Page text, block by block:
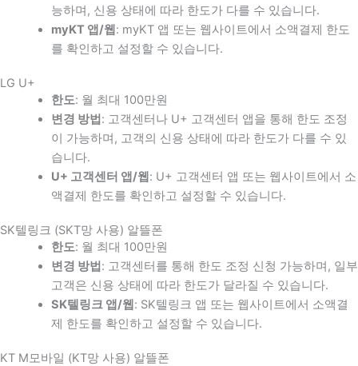
능하며, 신용 상태에 따라 한도가 다를 수 있습니다.
myKT 앱/웹 : myKT 앱 또는 웹사이트에서 소액결제 한도
를 확인하고 설정할 수 있습니다.
LG U+
한도: 월 최대 100만원
변경 방법 : 고객센터나 U+ 고객센터 앱을 통해 한도 조정
이 가능하며, 고객의 신용 상태에 따라 한도가 다를 수 있
습니다.
U+ 고객센터 앱/웹 : U+ 고객센터 앱 또는 웹사이트에서 소
액결제 한도를 확인하고 설정할 수 있습니다.
SK텔링크 (SKT망 사용) 알뜰폰
한도: 월 최대 100만원
변경 방법 : 고객센터를 통해 한도 조정 신청 가능하며, 일부
고객은 신용 상태에 따라 한도가 달라질 수 있습니다.
SK텔링크 앱/웹 : SK텔링크 앱 또는 웹사이트에서 소액결
제 한도를 확인하고 설정할 수 있습니다.
KT M모바일 (KT망 사용) 알뜰폰